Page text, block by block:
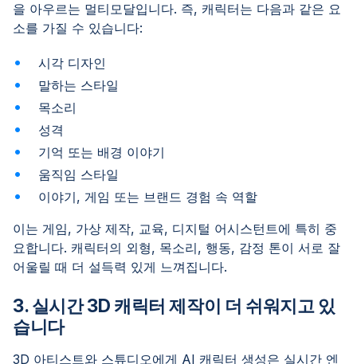
을 아우르는 멀티모달입니다. 즉, 캐릭터는 다음과 같은 요
소를 가질 수 있습니다:
시각 디자인
말하는 스타일
목소리
성격
기억 또는 배경 이야기
움직임 스타일
이야기, 게임 또는 브랜드 경험 속 역할
이는 게임, 가상 제작, 교육, 디지털 어시스턴트에 특히 중
요합니다. 캐릭터의 외형, 목소리, 행동, 감정 톤이 서로 잘
어울릴 때 더 설득력 있게 느껴집니다.
3. 실시간 3D 캐릭터 제작이 더 쉬워지고 있
습니다
3D 아티스트와 스튜디오에게 AI 캐릭터 생성은 실시간 엔